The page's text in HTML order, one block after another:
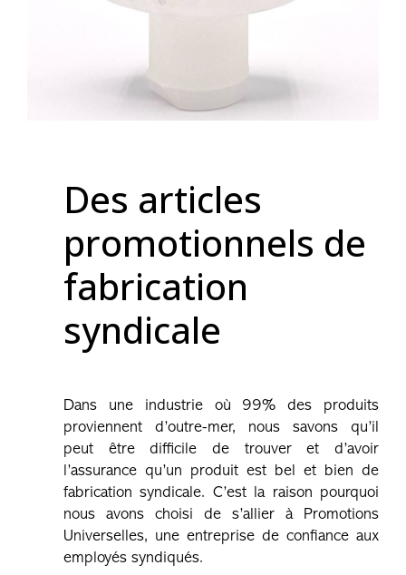
Des articles
promotionnels de
fabrication
syndicale
Dans une industrie où 99% des produits
proviennent d’outre-mer, nous savons qu’il
peut être difficile de trouver et d’avoir
l’assurance qu’un produit est bel et bien de
fabrication syndicale. C’est la raison pourquoi
nous avons choisi de s’allier à Promotions
Universelles, une entreprise de confiance aux
employés syndiqués.